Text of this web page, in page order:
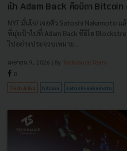
เป้า Adam Back คือบิดา Bitcoin
NYT มั่นใจ! เจอตัว Satoshi Nakamoto แ
ที่มุ่งเป้าไปที่ Adam Back ซีอีโอ
ไปอย่างประจวบเหมาะ...
เมษายน 9, 2026 | By Techsauce Team
0
Tech & Biz bitcoin satoshi-nakamoto